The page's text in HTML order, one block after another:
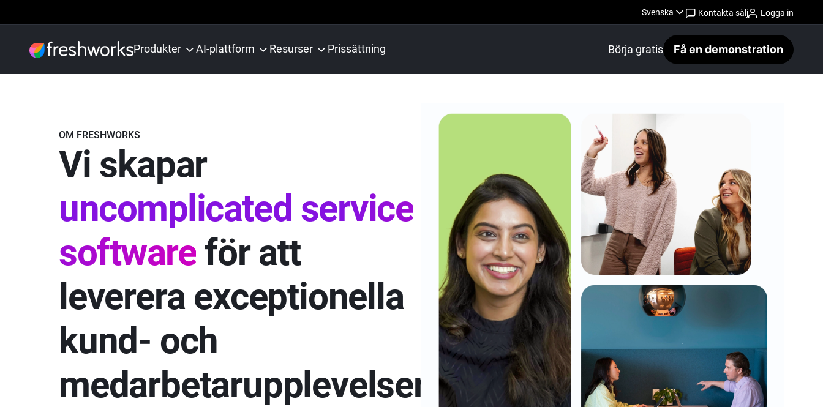
Svenska Kontakta sälj Logga in
Produkter AI-plattform Resurser Prissättning Börja gratis Få en demonstration
OM FRESHWORKS
Vi skapar
uncomplicated service
softwareför att
leverera exceptionella
kund- och
medarbetarupplevelser.